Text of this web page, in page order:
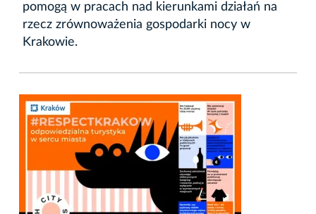
pomogą w pracach nad kierunkami działań na
rzecz zrównoważenia gospodarki nocy w
Krakowie.